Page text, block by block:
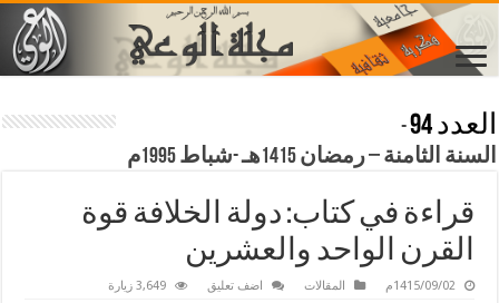
العدد 94
-
السنة الثامنة – رمضان 1415هـ -شباط 1995م
قراءة في كتاب: دولة الخلافة قوة
القرن الواحد والعشرين
1415/09/02م المقالات اضف تعليق 3,649 زيارة